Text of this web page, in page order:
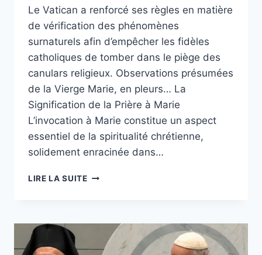
Le Vatican a renforcé ses règles en matière
de vérification des phénomènes
surnaturels afin d’empêcher les fidèles
catholiques de tomber dans le piège des
canulars religieux. Observations présumées
de la Vierge Marie, en pleurs… La
Signification de la Prière à Marie
L’invocation à Marie constitue un aspect
essentiel de la spiritualité chrétienne,
solidement enracinée dans…
LIRE LA SUITELE
RÈGLES
LES